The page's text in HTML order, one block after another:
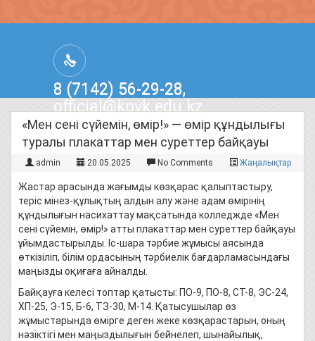
8 (7142) 56-29-28,
official@kpvk.edu.kz
г.Костанай, Проспект Кобыланды
Батыра, 3
«Мен сені сүйемін, өмір!» — өмір құндылығы
туралы плакаттар мен суреттер байқауы
admin 20.05.2025 No Comments Жаңалықтар
Жастар арасында жағымды көзқарас қалыптастыру,
теріс мінез-құлықтың алдын алу және адам өмірінің
құндылығын насихаттау мақсатында колледжде «Мен
сені сүйемін, өмір!» атты плакаттар мен суреттер байқауы
ұйымдастырылды. Іс-шара тәрбие жұмысы аясында
өткізіліп, білім ордасының тәрбиелік бағдарламасындағы
маңызды оқиғаға айналды.
Байқауға келесі топтар қатысты: ПО-9, ПО-8, СТ-8, ЭС-24,
ХП-25, Э-15, Б-6, ТЗ-30, М-14. Қатысушылар өз
жұмыстарында өмірге деген жеке көзқарастарын, оның
нәзіктігі мен маңыздылығын бейнелеп, шынайылық,